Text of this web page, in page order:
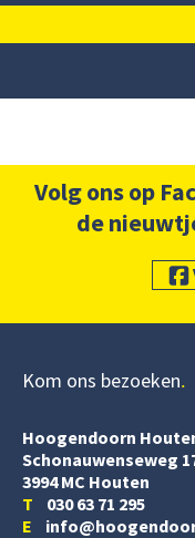
Volg ons op
de
Kom ons bezoeken
Hoogendoorn
Schonauwenseweg
3994 MC Houten
T 030 63 71 295
E